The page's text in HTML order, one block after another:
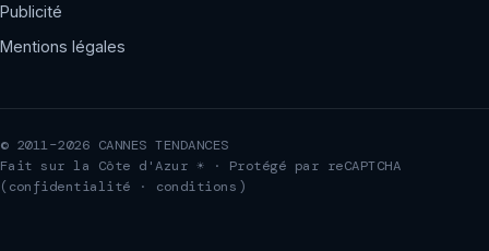
Publicité
Mentions légales
© 2011–2026 CANNES TENDANCES
Fait sur la Côte d'Azur ☀ · Protégé par reCAPTCHA
( confidentialité · conditions )